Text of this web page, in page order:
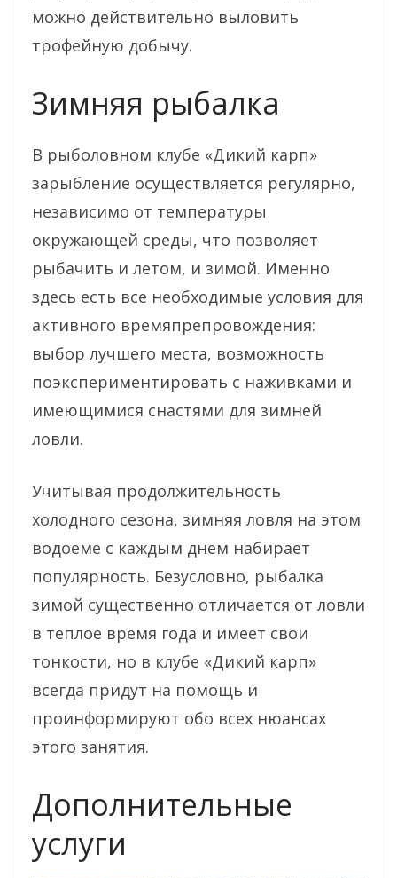
можно действительно выловить
трофейную добычу.
Зимняя рыбалка
В рыболовном клубе «Дикий карп»
зарыбление осуществляется регулярно,
независимо от температуры
окружающей среды, что позволяет
рыбачить и летом, и зимой. Именно
здесь есть все необходимые условия для
активного времяпрепровождения:
выбор лучшего места, возможность
поэкспериментировать с наживками и
имеющимися снастями для зимней
ловли.
Учитывая продолжительность
холодного сезона, зимняя ловля на этом
водоеме с каждым днем набирает
популярность. Безусловно, рыбалка
зимой существенно отличается от ловли
в теплое время года и имеет свои
тонкости, но в клубе «Дикий карп»
всегда придут на помощь и
проинформируют обо всех нюансах
этого занятия.
Дополнительные
услуги